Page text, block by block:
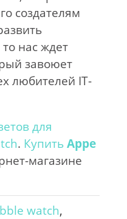
создателям
нас ждет
завоюет
любителей IT-
для
. Купить Appe
магазине
watch,